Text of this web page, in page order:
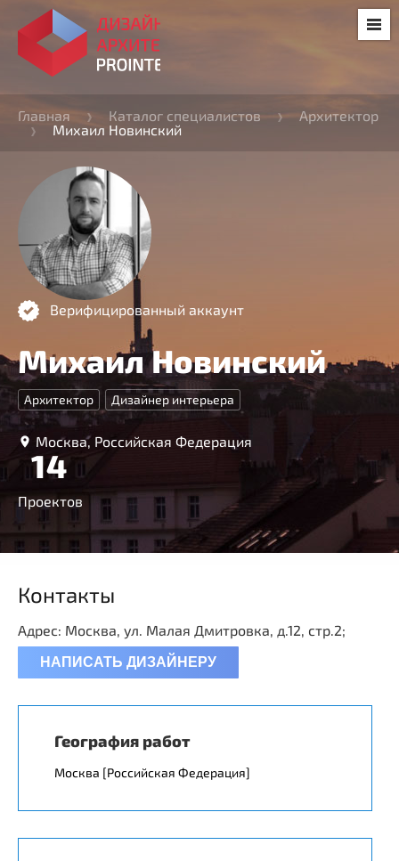
Главная Каталог специалистов
Архитектор
Михаил Новинский
Верифицированный аккаунт
Михаил Новинский
Архитектор Дизайнер интерьера
Москва, Российская Федерация
14
Проектов
Контакты
Адрес: Москва, ул. Малая Дмитровка, д.12, стр.2;
НАПИСАТЬ ДИЗАЙНЕРУ
География работ
Москва [Российская Федерация]